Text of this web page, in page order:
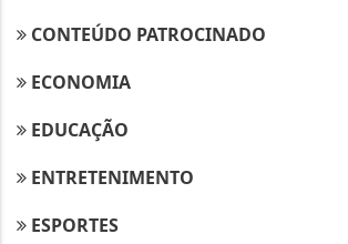
CONTEÚDO PATROCINADO
ECONOMIA
EDUCAÇÃO
ENTRETENIMENTO
ESPORTES